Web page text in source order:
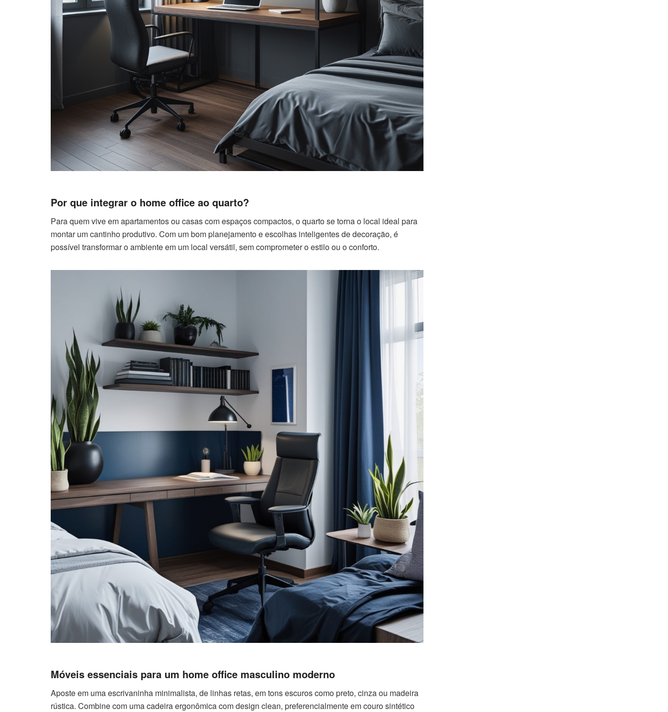
Por que integrar o home office ao quarto?
Para quem vive em apartamentos ou casas com espaços compactos, o quarto se torna o local ideal para
montar um cantinho produtivo. Com um bom planejamento e escolhas inteligentes de decoração, é
possível transformar o ambiente em um local versátil, sem comprometer o estilo ou o conforto.
Móveis essenciais para um home office masculino moderno
Aposte em uma escrivaninha minimalista, de linhas retas, em tons escuros como preto, cinza ou madeira
rústica. Combine com uma cadeira ergonômica com design clean, preferencialmente em couro sintético